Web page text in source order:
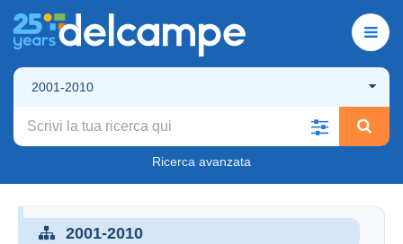
2001-2010
Ricerca avanzata
2001-2010